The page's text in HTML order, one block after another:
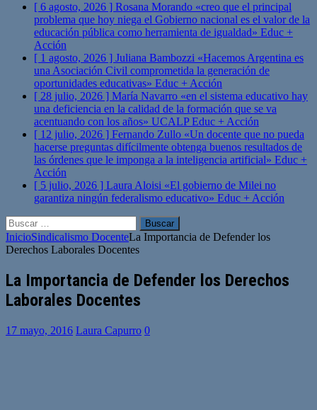
[ 6 agosto, 2026 ] Rosana Morando «creo que el principal
problema que hoy niega el Gobierno nacional es el valor de la
educación pública como herramienta de igualdad» Educ +
Acción
[ 1 agosto, 2026 ] Juliana Bambozzi «Hacemos Argentina es
una Asociación Civil comprometida la generación de
oportunidades educativas» Educ + Acción
[ 28 julio, 2026 ] María Navarro «en el sistema educativo hay
una deficiencia en la calidad de la formación que se va
acentuando con los años» UCALPEduc + Acción
[ 12 julio, 2026 ] Fernando Zullo «Un docente que no pueda
hacerse preguntas difícilmente obtenga buenos resultados de
las órdenes que le imponga a la inteligencia artificial» Educ +
Acción
[ 5 julio, 2026 ] Laura Aloisi «El gobierno de Milei no
garantiza ningún federalismo educativo» Educ + Acción
Buscar:
InicioSindicalismo DocenteLa Importancia de Defender los
Derechos Laborales Docentes
La Importancia de Defender los Derechos
Laborales Docentes
17 mayo, 2016 Laura Capurro 0